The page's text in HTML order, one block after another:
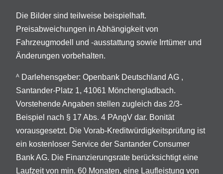
Die Bilder sind teilweise beispielhaft.
Preisabweichungen in Abhängigkeit von
Fahrzeugmodell und -ausstattung sowie Irrtümer und
Änderungen vorbehalten.
A
Darlehensgeber: Openbank Deutschland AG ,
Santander-Platz 1, 41061 Mönchengladbach.
Vorstehende Angaben stellen zugleich das 2/3-
Beispiel nach § 17 Abs. 4 PAngV dar. Bonität
vorausgesetzt. Die Vorab-Kreditwürdigkeitsprüfung ist
ein kostenloser Service der Santander Consumer
Bank AG. Die Finanzierungsrate berücksichtigt eine
Laufzeit von min. 60 Monaten, eine Laufleistung von